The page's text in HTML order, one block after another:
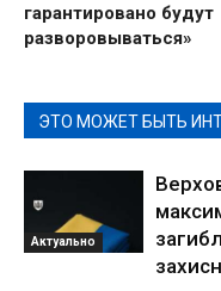
гарантировано будут
разворовываться»
ЭТО МОЖЕТ БЫТЬ
Актуально